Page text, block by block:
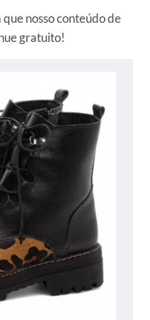
nosso conteúdo de
gratuito!